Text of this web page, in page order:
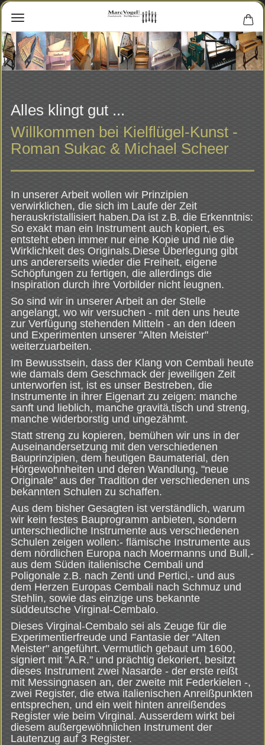
Alles klingt gut ...
Willkommen bei Kielflügel-Kunst -
Roman Sukac & Michael Scheer
In unserer Arbeit wollen wir Prinzipien
verwirklichen, die sich im Laufe der Zeit
herauskristallisiert haben.Da ist z.B. die Erkenntnis:
So exakt man ein Instrument auch kopiert, es
entsteht eben immer nur eine Kopie und nie die
Wirklichkeit des Originals.Diese Überlegung gibt
uns andererseits wieder die Freiheit, eigene
Schöpfungen zu fertigen, die allerdings die
Inspiration durch ihre Vorbilder nicht leugnen.
So sind wir in unserer Arbeit an der Stelle
angelangt, wo wir versuchen - mit den uns heute
zur Verfügung stehenden Mitteln - an den Ideen
und Experimenten unserer "Alten Meister"
weiterzuarbeiten.
Im Bewusstsein, dass der Klang von Cembali heute
wie damals dem Geschmack der jeweiligen Zeit
unterworfen ist, ist es unser Bestreben, die
Instrumente in ihrer Eigenart zu zeigen: manche
sanft und lieblich, manche gravitä,tisch und streng,
manche widerborstig und ungezähmt.
Statt streng zu kopieren, bemühen wir uns in der
Auseinandersetzung mit den verschiedenen
Bauprinzipien, dem heutigen Baumaterial, den
Hörgewohnheiten und deren Wandlung, "neue
Originale" aus der Tradition der verschiedenen uns
bekannten Schulen zu schaffen.
Aus dem bisher Gesagten ist verständlich, warum
wir kein festes Bauprogramm anbieten, sondern
unterschiedliche Instrumente aus verschiedenen
Schulen zeigen wollen:- flämische Instrumente aus
dem nördlichen Europa nach Moermanns und Bull,-
aus dem Süden italienische Cembali und
Poligonale z.B. nach Zenti und Pertici,- und aus
dem Herzen Europas Cembali nach Schmuz und
Stehlin, sowie das einzige uns bekannte
süddeutsche Virginal-Cembalo.
Dieses Virginal-Cembalo sei als Zeuge für die
Experimentierfreude und Fantasie der "Alten
Meister" angeführt. Vermutlich gebaut um 1600,
signiert mit "A.R." und prächtig dekoriert, besitzt
dieses Instrument zwei Nasarde - der erste reißt
mit Messingnasen an, der zweite mit Federkielen -,
zwei Register, die etwa italienischen Anreißpunkten
entsprechen, und ein weit hinten anreißendes
Register wie beim Virginal. Ausserdem wirkt bei
diesem außergewöhnlichen Instrument der
Lautenzug auf 3 Register.